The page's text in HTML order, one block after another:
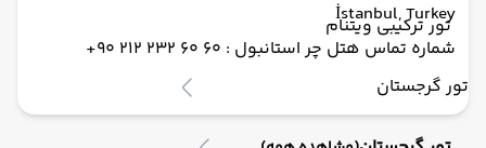
تور ترکیبی ویتنام
تور گرجستان
İstanbul, Turkey
شماره تماس هتل چر استانبول : 60 60 232 212 90+